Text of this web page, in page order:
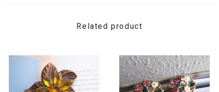
Related product